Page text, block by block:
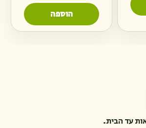
הוספה
עד הבית.